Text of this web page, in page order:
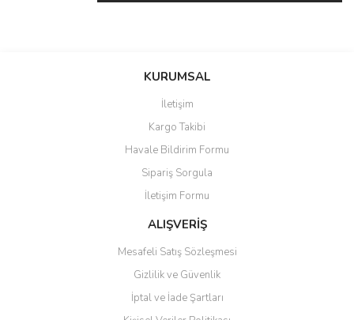
Bu ürüne ilk yorumu siz yapın!
Ürün resmi kalitesiz, bozuk veya görüntülenemiyor.
Ürün açıklamasında eksik bilgiler bulunuyor.
Ürün bilgilerinde hatalar bulunuyor.
Ürün fiyatı diğer sitelerden daha pahalı.
Bu ürüne benzer farklı alternatifler olmalı.
KURUMSAL
İletişim
Kargo Takibi
Havale Bildirim Formu
Sipariş Sorgula
İletişim Formu
ALIŞVERİŞ
Mesafeli Satış Sözleşmesi
Gizlilik ve Güvenlik
İptal ve İade Şartları